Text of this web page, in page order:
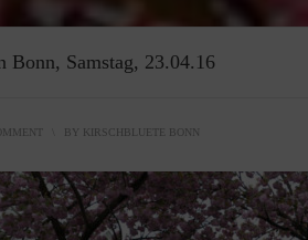
Bonn, Samstag, 23.04.16
BY KIRSCHBLUETE BONN